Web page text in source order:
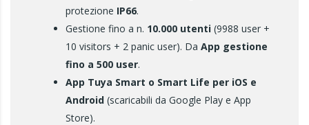
protezione IP66.
Gestione fino a n. 10.000 utenti (9988 user +
10 visitors + 2 panic user). Da App gestione
fino a 500 user.
App Tuya Smart o Smart Life per iOS e
Android (scaricabili da Google Play e App
Store).